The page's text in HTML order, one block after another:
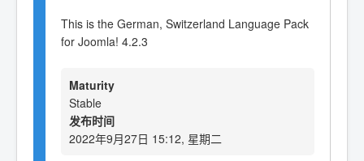
This is the German, Switzerland Language Pack
for Joomla! 4.2.3
Maturity
Stable
发布时间
2022年9月27日 15:12, 星期二